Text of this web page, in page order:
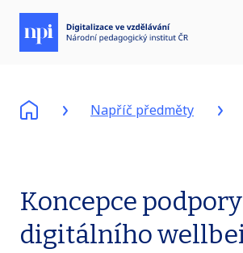
Napříč předměty
Koncepce podpory
digitálního